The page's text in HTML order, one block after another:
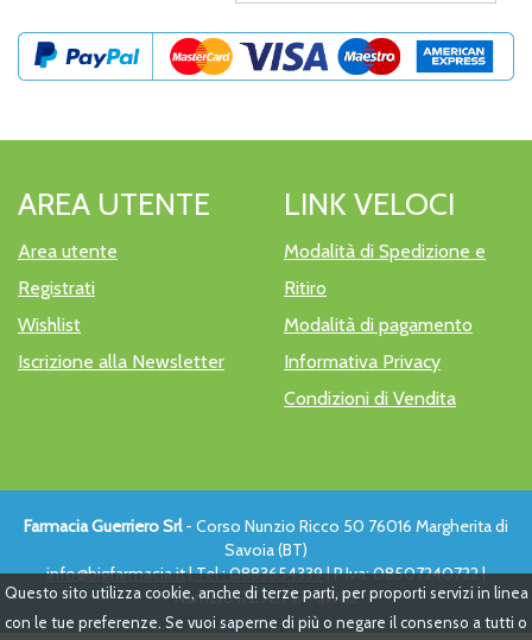
Questo sito utilizza cookie, anche di terze parti, per proporti servizi in linea
con le tue preferenze. Se vuoi saperne di più o negare il consenso a tutti o
AREA UTENTE
Area utente
Registrati
Wishlist
Iscrizione alla Newsletter
LINK VELOCI
Modalità di Spedizione e
Ritiro
Modalità di pagamento
Informativa Privacy
Condizioni di Vendita
Farmacia Guerriero Srl- Corso Nunzio Ricco 50 76016 Margherita di
Savoia (BT)
info@bigfarmacia.it|Tel.: 0883654339| P.Iva: 08507240722 |
Numero R.E.A.: FG - 319112